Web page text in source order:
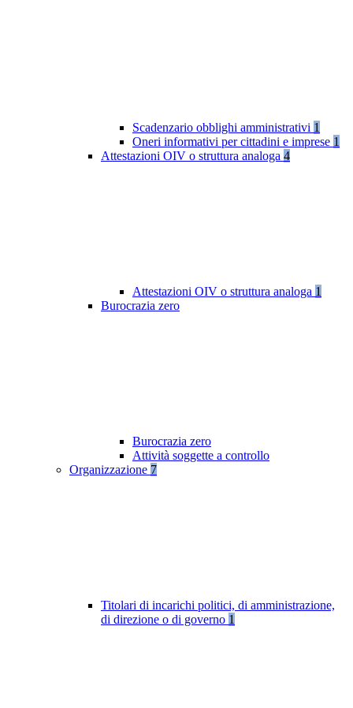
Scadenzario obblighi amministrativi 1
Oneri informativi per cittadini e imprese 1
Attestazioni OIV o struttura analoga 4
Attestazioni OIV o struttura analoga 1
Burocrazia zero
Burocrazia zero
Attività soggette a controllo
Organizzazione 7
Titolari di incarichi politici, di amministrazione,
di direzione o di governo 1